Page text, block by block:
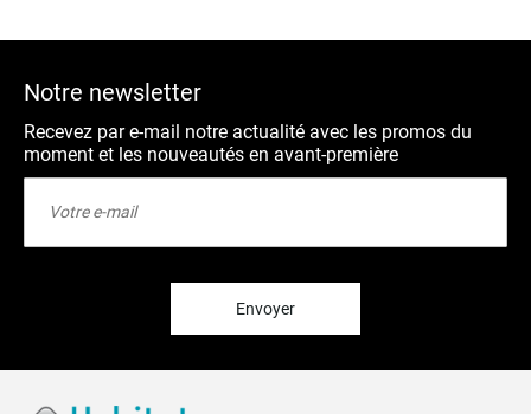
Notre newsletter
Recevez par e-mail notre actualité avec les promos du
moment et les nouveautés en avant-première
Envoyer